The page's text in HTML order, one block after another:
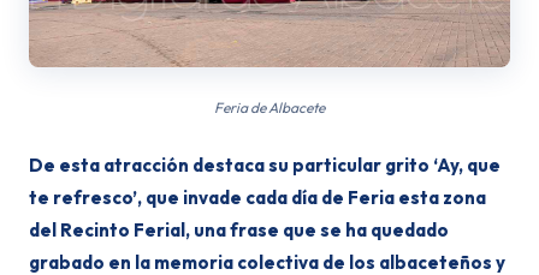
Feria de Albacete
De esta atracción destaca su particular grito ‘Ay, que
te refresco’, que invade cada día de Feria esta zona
del Recinto Ferial, una frase que se ha quedado
grabado en la memoria colectiva de los albaceteños y